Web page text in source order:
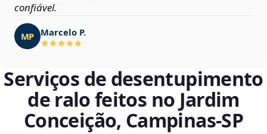
confiável.
MP Marcelo P.
Serviços de desentupimento
de ralo feitos no Jardim
Conceição, Campinas‑SP